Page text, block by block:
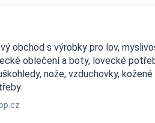
obchod s výrobky pro lov,
oblečení a boty, lovecké
nože, vzduchovky,